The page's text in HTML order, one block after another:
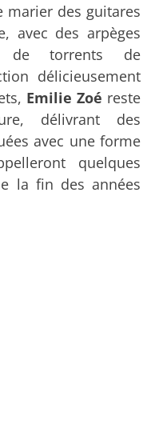
marier des guitares
avec des arpèges
de torrents de
délicieusement
Emilie Zoé reste
délivrant des
avec une forme
quelques
la fin des années